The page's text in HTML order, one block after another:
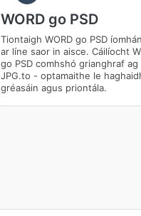
WORD go PSD
Tiontaigh WORD go PSD
ar líne saor in aisce. Cáilíocht
go PSD comhshó grianghraf ag
JPG.to - optamaithe le
gréasáin agus priontála.